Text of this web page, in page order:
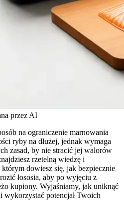
przez AI
na ograniczenie marnowania
ryby na dłużej, jednak wymaga
zasad, by nie stracić jej walorów
rzetelną wiedzę i
dowiesz się, jak bezpiecznie
łososia, aby po wyjęciu z
kupiony. Wyjaśniamy, jak uniknąć
wykorzystać potencjał Twoich